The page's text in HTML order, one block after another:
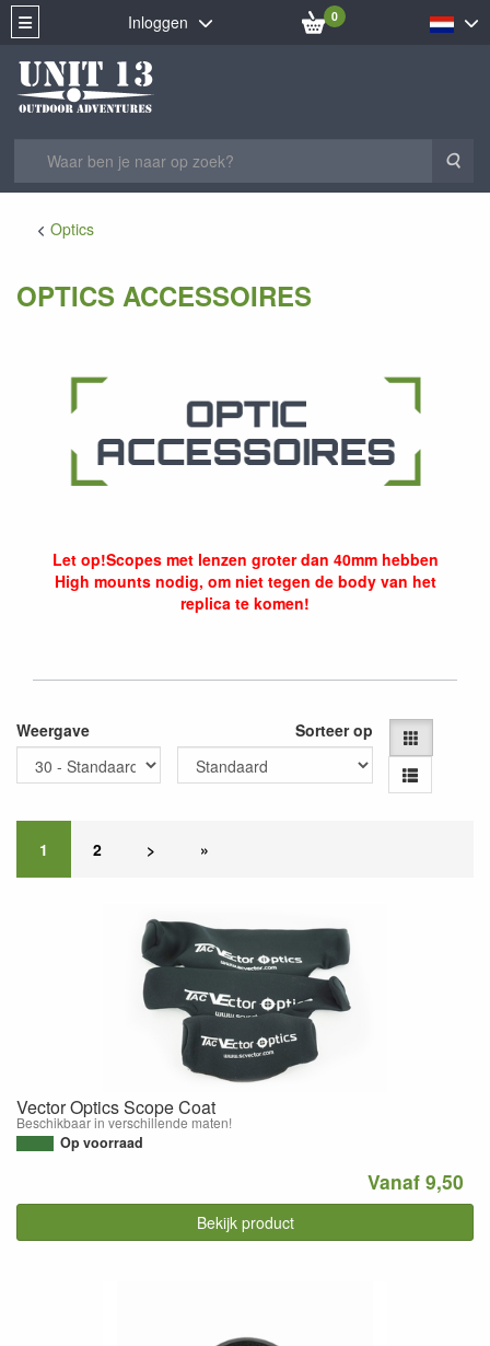
Inloggen 0
Optics
OPTICS ACCESSOIRES
Let op!Scopes met lenzen groter dan 40mm hebben
High mounts nodig, om niet tegen de body van het
replica te komen!
1 2 > »
Weergave Sorteer op
Vector Optics Scope Coat
Beschikbaar in verschillende maten!
Op voorraad
Vanaf 9,50
Bekijk product